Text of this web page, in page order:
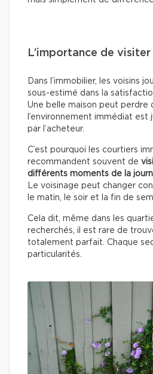
L’importance de
Dans l’immobilier, les voisins
sous-estimé dans la
Une belle maison peut perdre
l’environnement immédiat
par l’acheteur.
C’est pourquoi les courtiers
recommandent souvent de
différents moments de la
Le voisinage peut changer
le matin, le soir et la fin de
Cela dit, même dans les
recherchés, il est rare de
totalement parfait. Chaque
particularités.